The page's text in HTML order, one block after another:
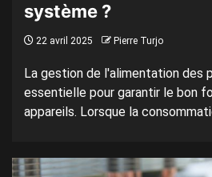
système ?
22 avril 2025 Pierre Turjo
La gestion de l'alimentation des
essentielle pour garantir le bon
appareils. Lorsque la